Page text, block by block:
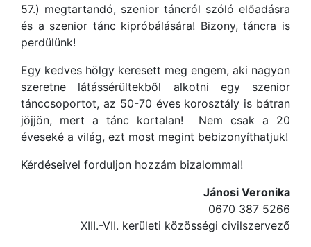
57.) megtartandó, szenior táncról szóló előadásra
és a szenior tánc kipróbálására! Bizony, táncra is
perdülünk!
Egy kedves hölgy keresett meg engem, aki nagyon
szeretne látássérültekből alkotni egy szenior
tánccsoportot, az 50-70 éves korosztály is bátran
jöjjön, mert a tánc kortalan! Nem csak a 20
éveseké a világ, ezt most megint bebizonyíthatjuk!
Kérdéseivel forduljon hozzám bizalommal!
Jánosi Veronika
0670 387 5266
XIII.-VII. kerületi közösségi civilszervező